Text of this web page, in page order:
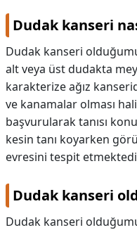
Dudak kanseri
Dudak kanseri
alt veya üst dudakta
karakterize ağız
ve kanamalar olması
başvurularak tanısı
kesin tanı koyarken
evresini tespit
Dudak kanseri
Dudak kanseri